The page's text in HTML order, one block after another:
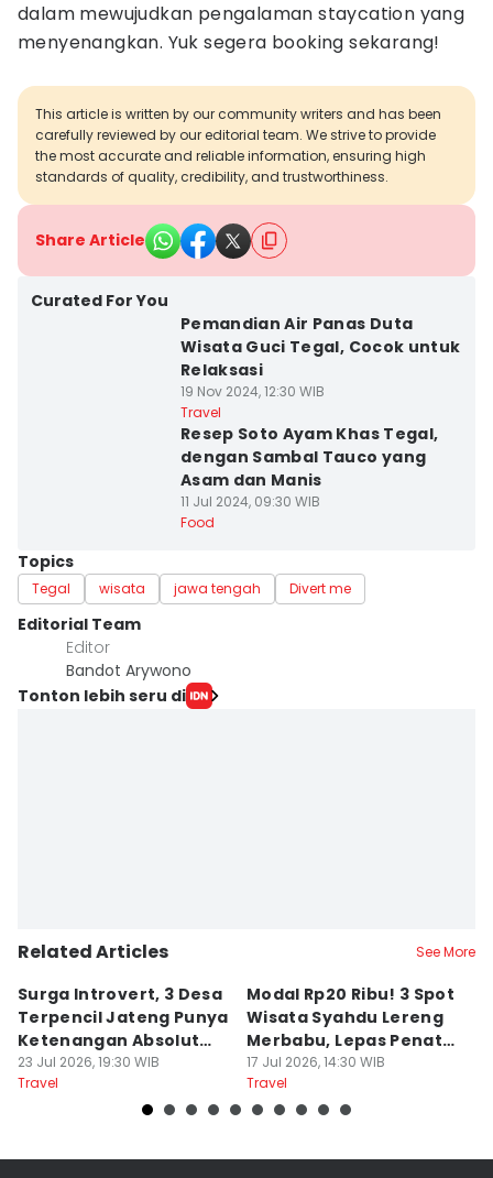
dalam mewujudkan pengalaman staycation yang
menyenangkan. Yuk segera booking sekarang!
This article is written by our community writers and has been
carefully reviewed by our editorial team. We strive to provide
the most accurate and reliable information, ensuring high
standards of quality, credibility, and trustworthiness.
Share Article
Curated For You
Pemandian Air Panas Duta
Wisata Guci Tegal, Cocok untuk
Relaksasi
19 Nov 2024, 12:30 WIB
Travel
Resep Soto Ayam Khas Tegal,
dengan Sambal Tauco yang
Asam dan Manis
11 Jul 2024, 09:30 WIB
Food
Topics
Tegal wisata jawa tengah Divert me
Editorial Team
Editor
Bandot Arywono
Tonton lebih seru di
Related Articles See More
Surga Introvert, 3 Desa
Terpencil Jateng Punya
Ketenangan Absolut
Untuk Disconect
23 Jul 2026, 19:30 WIB
Travel
Modal Rp20 Ribu! 3 Spot
Wisata Syahdu Lereng
Merbabu, Lepas Penat
akhir Pekan!
17 Jul 2026, 14:30 WIB
Travel